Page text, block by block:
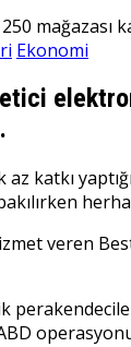
Ekonomi
katkı
veren